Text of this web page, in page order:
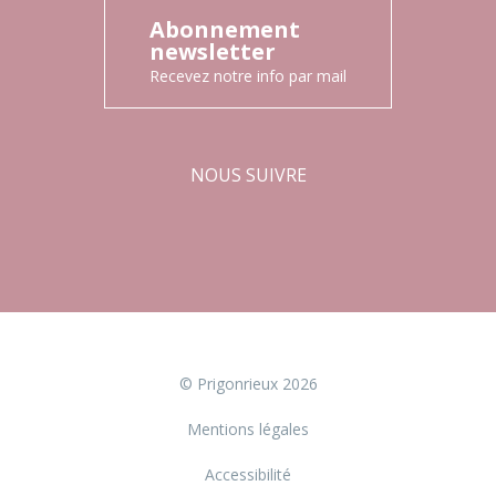
Abonnement
newsletter
Recevez notre info par mail
NOUS SUIVRE
© Prigonrieux 2026
Mentions légales
Accessibilité